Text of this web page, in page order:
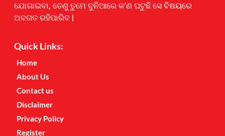
ଯୋଗାଇବା, ତେଣୁ ତୁମେ ଦୁନିଆରେ କ’ଣ ଘଟୁଛି ସେ ବିଷୟରେ
ଅବଗତ ରହିପାରିବ |
Quick Links:
Home
About Us
Contact us
Disclaimer
Privacy Policy
Register